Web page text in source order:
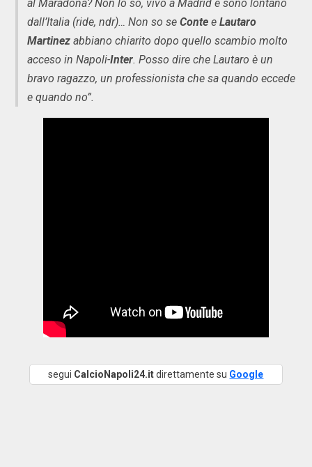
al Maradona? Non lo so, vivo a Madrid e sono lontano
dall’Italia (ride, ndr)… Non so se Conte e Lautaro
Martinez abbiano chiarito dopo quello scambio molto
acceso in Napoli-Inter. Posso dire che Lautaro è un
bravo ragazzo, un professionista che sa quando eccede
e quando no”.
segui CalcioNapoli24.itdirettamente su Google